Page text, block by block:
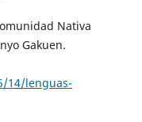
Nativa
Gakuen.
14/lenguas-